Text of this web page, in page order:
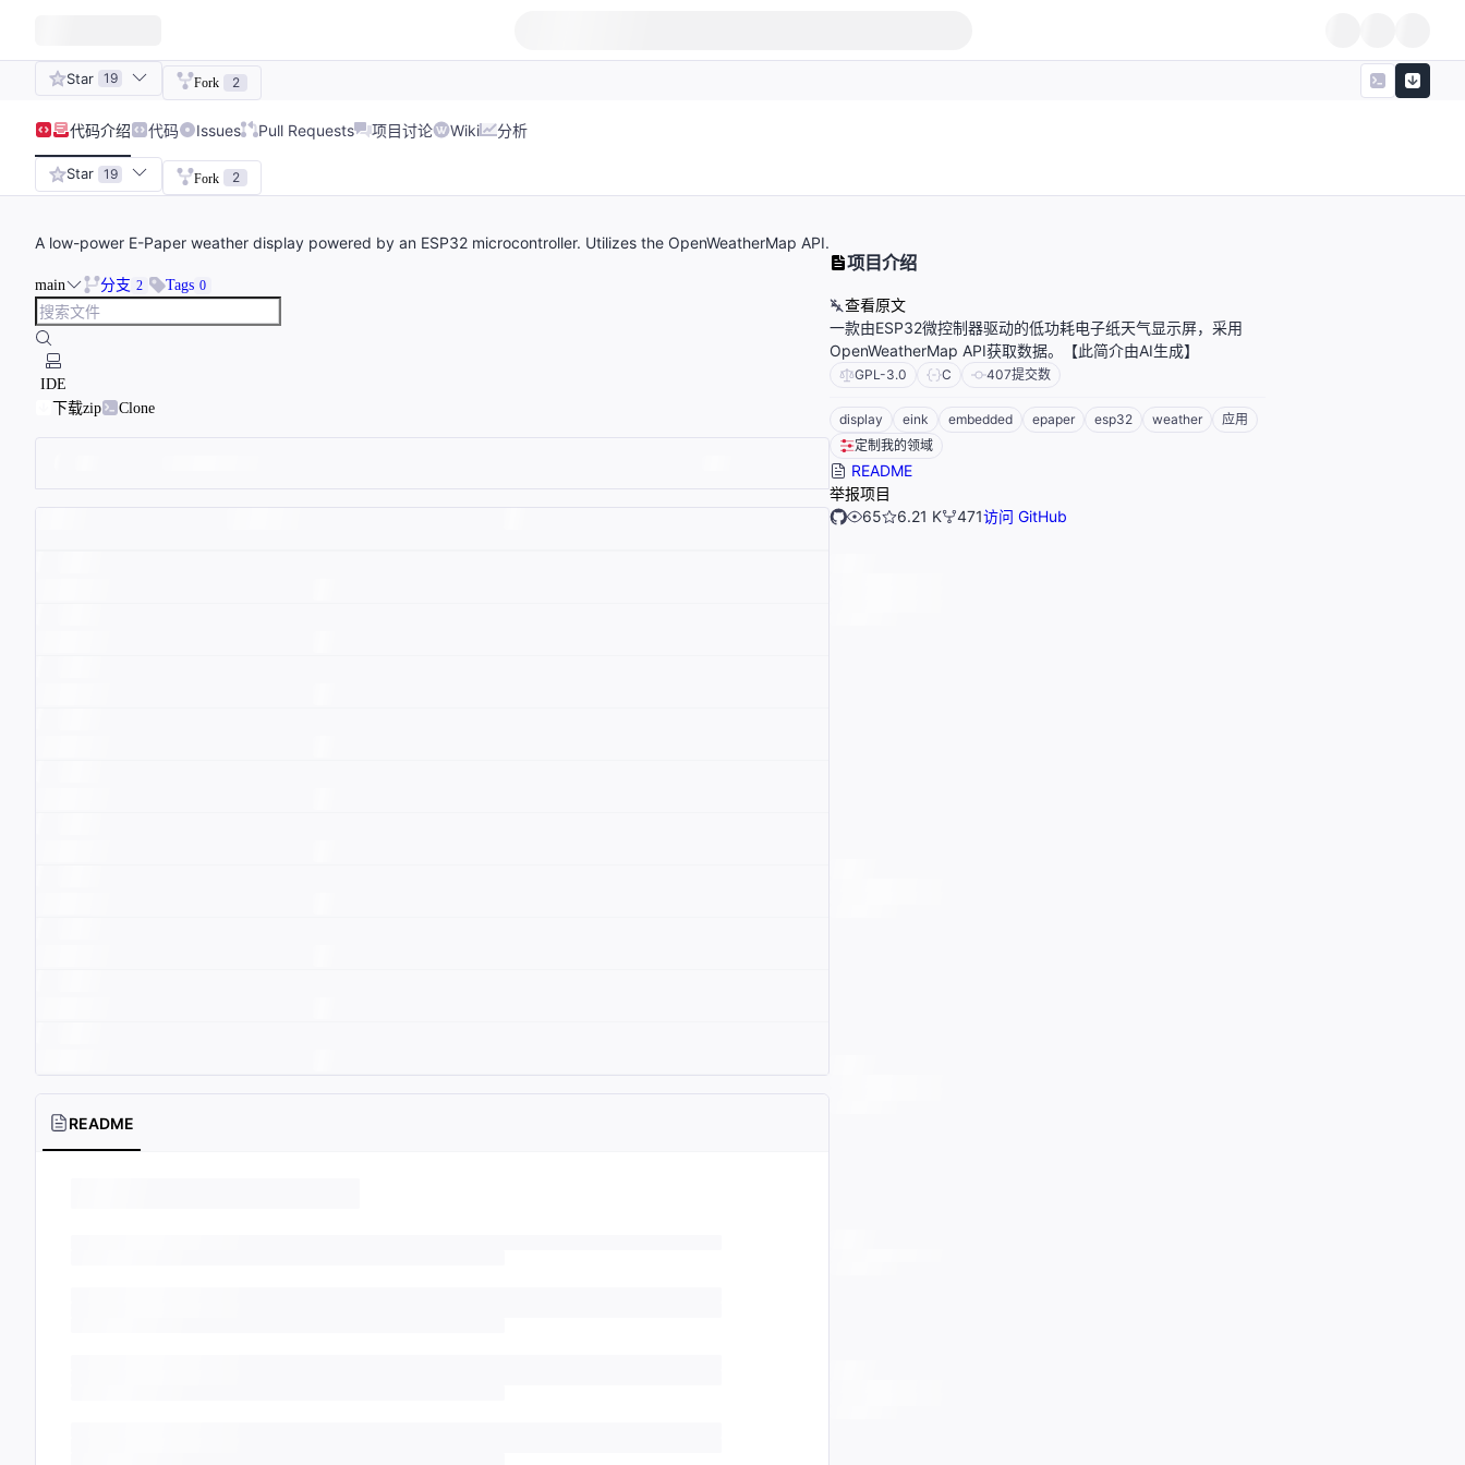
Star 19 Fork 2
代码介绍 代码 Issues Pull Requests 项目讨论 Wiki 分析
Star 19 Fork 2
A low-power E-Paper weather display powered by an ESP32 microcontroller. Utilizes the OpenWeatherMap API.
main 分支 2 Tags 0
IDE
下载zip
Clone
README
项目介绍
查看原文
一款由ESP32微控制器驱动的低功耗电子纸天气显示屏，采用
OpenWeatherMap API获取数据。【此简介由AI生成】
GPL-3.0 C 407提交数
display eink embedded epaper esp32 weather
应用
定制我的领域
README
举报项目
65
6.21 K 471访问 GitHub